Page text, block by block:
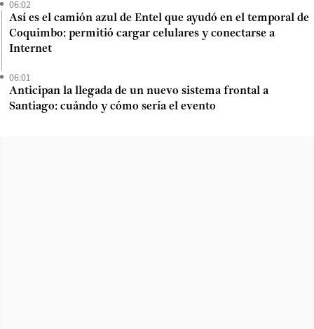
06:02
Así es el camión azul de Entel que ayudó en el temporal de
Coquimbo: permitió cargar celulares y conectarse a
Internet
06:01
Anticipan la llegada de un nuevo sistema frontal a
Santiago: cuándo y cómo sería el evento